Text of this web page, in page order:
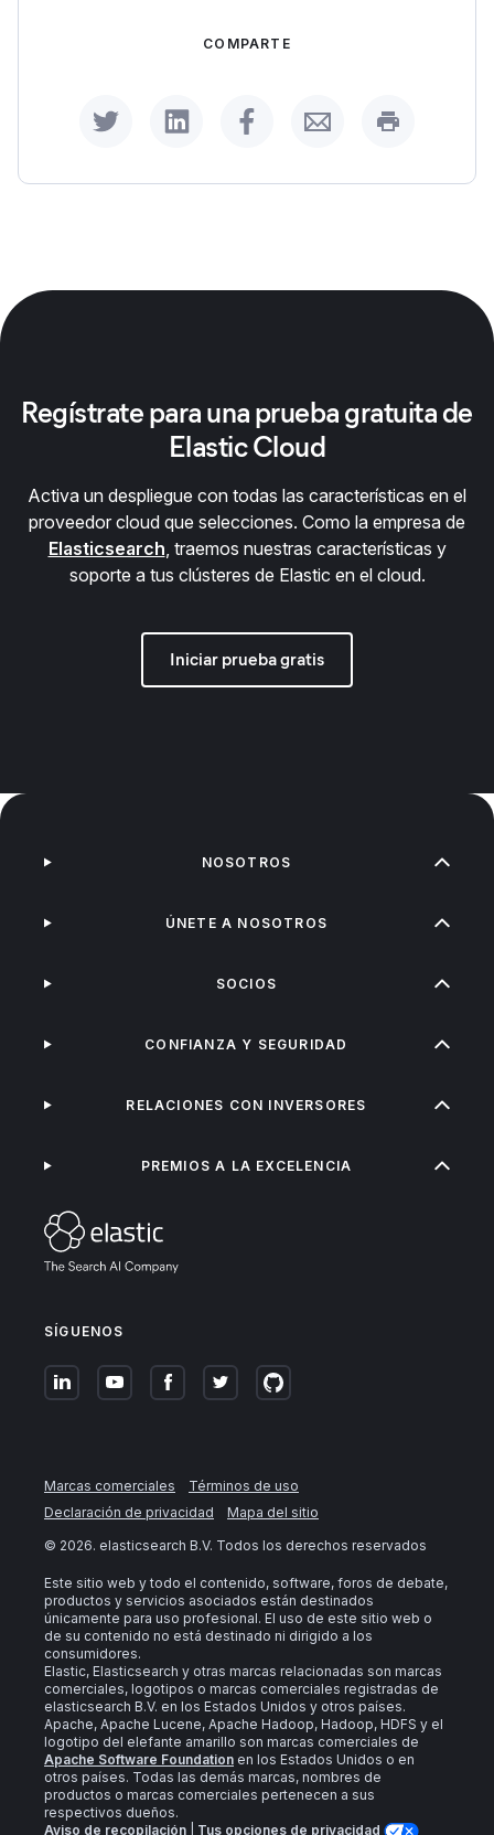
COMPARTE
Share on TwitterShare on LinkedIn
Share on Facebook
Share by Email
Print this
Regístrate para una prueba gratuita de
Elastic Cloud
Activa un despliegue con todas las características en el
proveedor cloud que selecciones. Como la empresa de
Elasticsearch, traemos nuestras características y
soporte a tus clústeres de Elastic en el cloud.
Iniciar prueba gratis
SÍGUENOS
NOSOTROS
ÚNETE A NOSOTROS
SOCIOS
CONFIANZA Y SEGURIDAD
RELACIONES CON INVERSORES
PREMIOS A LA EXCELENCIA
Marcas comerciales
Términos de uso
Declaración de privacidad
Mapa del sitio
© 2026. elasticsearch B.V. Todos los derechos reservados
Este sitio web y todo el contenido, software, foros de debate,
productos y servicios asociados están destinados
únicamente para uso profesional. El uso de este sitio web o
de su contenido no está destinado ni dirigido a los
consumidores.
Elastic, Elasticsearch y otras marcas relacionadas son marcas
comerciales, logotipos o marcas comerciales registradas de
elasticsearch B.V. en los Estados Unidos y otros países.
Apache, Apache Lucene, Apache Hadoop, Hadoop, HDFS y el
logotipo del elefante amarillo son marcas comerciales de
Apache Software Foundation en los Estados Unidos o en
otros países. Todas las demás marcas, nombres de
productos o marcas comerciales pertenecen a sus
respectivos dueños.
Aviso de recopilación
Tus opciones de privacidad